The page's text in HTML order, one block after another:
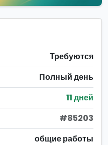
Требуются
Полный день
11 дней
#85203
общие работы